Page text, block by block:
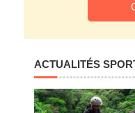
ACTUALITÉS